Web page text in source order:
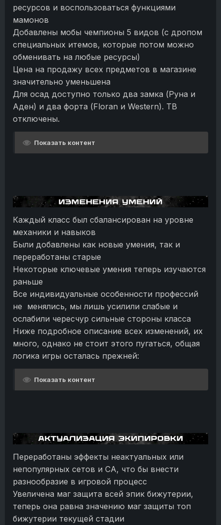
ресурсов и воспользоваться функциями
мамонов
Добавлены мобы чемпионы 5 видов (с дропом
специальных итемов, которые потом можно
обменивать на любые ресурсы)
Цена на продажу всех предметов в магазине
значительно уменьшена
Для осад доступно только два замка (Руна и
Аден) и два форта (Floran и Western). ТВ
отключены.
Показать контент
Каждый класс был сбалансирован на уровне
механики и навыков
Были добавлены как новые умения, так и
переработаны старые
Некоторые ключевые умения теперь изучаются
раньше
Все индивидуальные особенности профессий
не менялись, мы лишь усилили слабые и
ослабили чересчур сильные стороны класса
Ниже подробное описание всех изменений, их
много, однако не стоит этого пугаться, общая
логика игры осталась прежней:
Показать контент
Переработаны эффекты неактуальных или
непопулярных сетов и СА, что бы внести
разнообразие в игровой процесс
Увеличена маг защита всей эпик бижутерии,
теперь она равна значению маг защиты топ
бижутерии текущей стадии